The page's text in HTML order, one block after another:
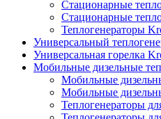
Стационарные
Стационарные
Теплогенераторы
Универсальный
Универсальная горелка
Мобильные дизельные
Мобильные
Мобильные
Теплогенераторы